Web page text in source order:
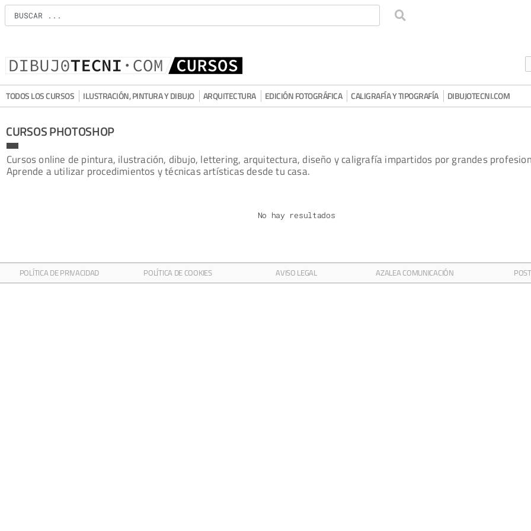
TODOS LOS CURSOS ILUSTRACIÓN, PINTURA Y DIBUJO ARQUITECTURA EDICIÓN FOTOGRÁFICA CALIGRAFÍA Y TIPOGRAFÍA DIBUJOTECNI.COM
CURSOS PHOTOSHOP
Cursos online de pintura, ilustración, dibujo, lettering, arquitectura, diseño y caligrafía impartidos por grandes
Aprende a utilizar procedimientos y técnicas artísticas desde tu casa.
No hay resultados
POLÍTICA DE PRIVACIDAD POLÍTICA DE COOKIES AVISO LEGAL AZALEA COMUNICACIÓN